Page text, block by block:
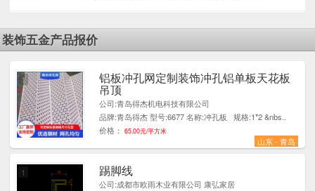
装饰五金产品报价
铝板冲孔网定制装饰冲孔铝单板天花板
吊顶
公司:青岛得杰机电科技有限公司
品牌:青岛得杰 型号:6677 名称:冲孔板 规格:1*2 &nbs..
价格：
65.00元/平方米
山东 - 青岛
1
踢脚线
公司:成都市欧雨木业有限公司 康弘家居
1